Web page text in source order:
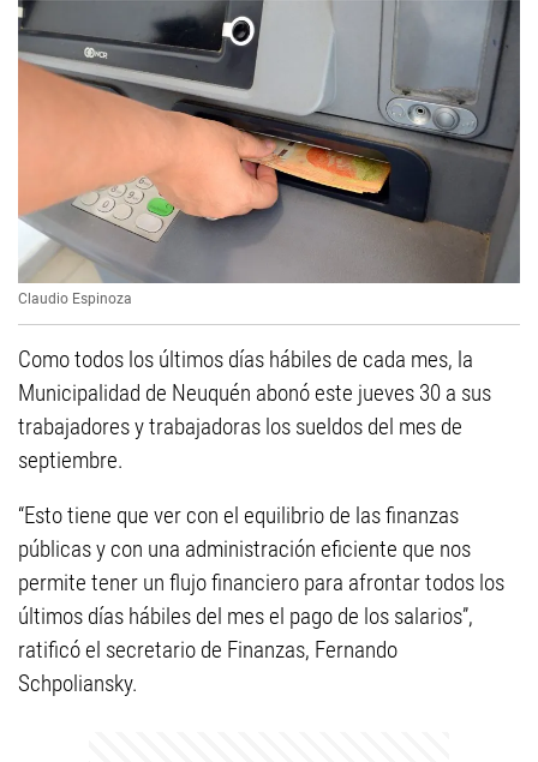
Claudio Espinoza
Como todos los últimos días hábiles de cada mes, la
Municipalidad de Neuquén abonó este jueves 30 a sus
trabajadores y trabajadoras los sueldos del mes de
septiembre.
“Esto tiene que ver con el equilibrio de las finanzas
públicas y con una administración eficiente que nos
permite tener un flujo financiero para afrontar todos los
últimos días hábiles del mes el pago de los salarios”,
ratificó el secretario de Finanzas, Fernando
Schpoliansky.